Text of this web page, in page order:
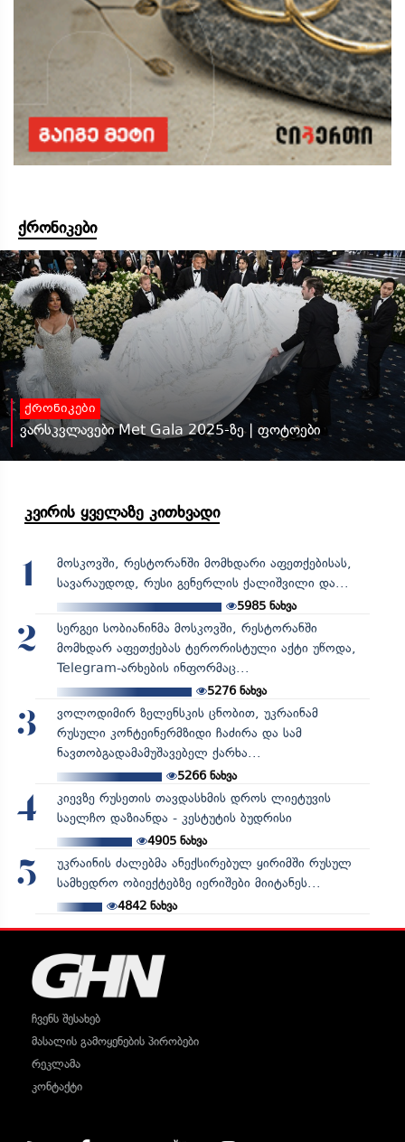
ქრონიკები
ქრონიკები
ვარსკვლავები Met Gala 2025-ზე | ფოტოები
კვირის ყველაზე კითხვადი
1
მოსკოვში, რესტორანში მომხდარი აფეთქებისას,
სავარაუდოდ, რუსი გენერლის ქალიშვილი და...
5985 ნახვა
2
სერგეი სობიანინმა მოსკოვში, რესტორანში
მომხდარ აფეთქებას ტერორისტული აქტი უწოდა,
Telegram-არხების ინფორმაც...
5276ნახვა
3
ვოლოდიმირ ზელენსკის ცნობით, უკრაინამ
რუსული კონტეინერმზიდი ჩაძირა და სამ
ნავთობგადამამუშავებელ ქარხა...
5266ნახვა
4
კიევზე რუსეთის თავდასხმის დროს ლიეტუვის
საელჩო დაზიანდა - კესტუტის ბუდრისი
4905ნახვა
5
უკრაინის ძალებმა ანექსირებულ ყირიმში რუსულ
სამხედრო ობიექტებზე იერიშები მიიტანეს...
4842ნახვა
ჩვენს შესახებ
მასალის გამოყენების პირობები
რეკლამა
კონტაქტი